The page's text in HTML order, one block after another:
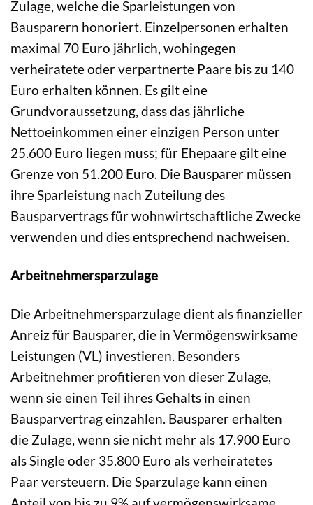
Zulage, welche die Sparleistungen von
Bausparern honoriert. Einzelpersonen erhalten
maximal 70 Euro jährlich, wohingegen
verheiratete oder verpartnerte Paare bis zu 140
Euro erhalten können. Es gilt eine
Grundvoraussetzung, dass das jährliche
Nettoeinkommen einer einzigen Person unter
25.600 Euro liegen muss; für Ehepaare gilt eine
Grenze von 51.200 Euro. Die Bausparer müssen
ihre Sparleistung nach Zuteilung des
Bausparvertrags für wohnwirtschaftliche Zwecke
verwenden und dies entsprechend nachweisen.
Arbeitnehmersparzulage
Die Arbeitnehmersparzulage dient als finanzieller
Anreiz für Bausparer, die in Vermögenswirksame
Leistungen (VL) investieren. Besonders
Arbeitnehmer profitieren von dieser Zulage,
wenn sie einen Teil ihres Gehalts in einen
Bausparvertrag einzahlen. Bausparer erhalten
die Zulage, wenn sie nicht mehr als 17.900 Euro
als Single oder 35.800 Euro als verheiratetes
Paar versteuern. Die Sparzulage kann einen